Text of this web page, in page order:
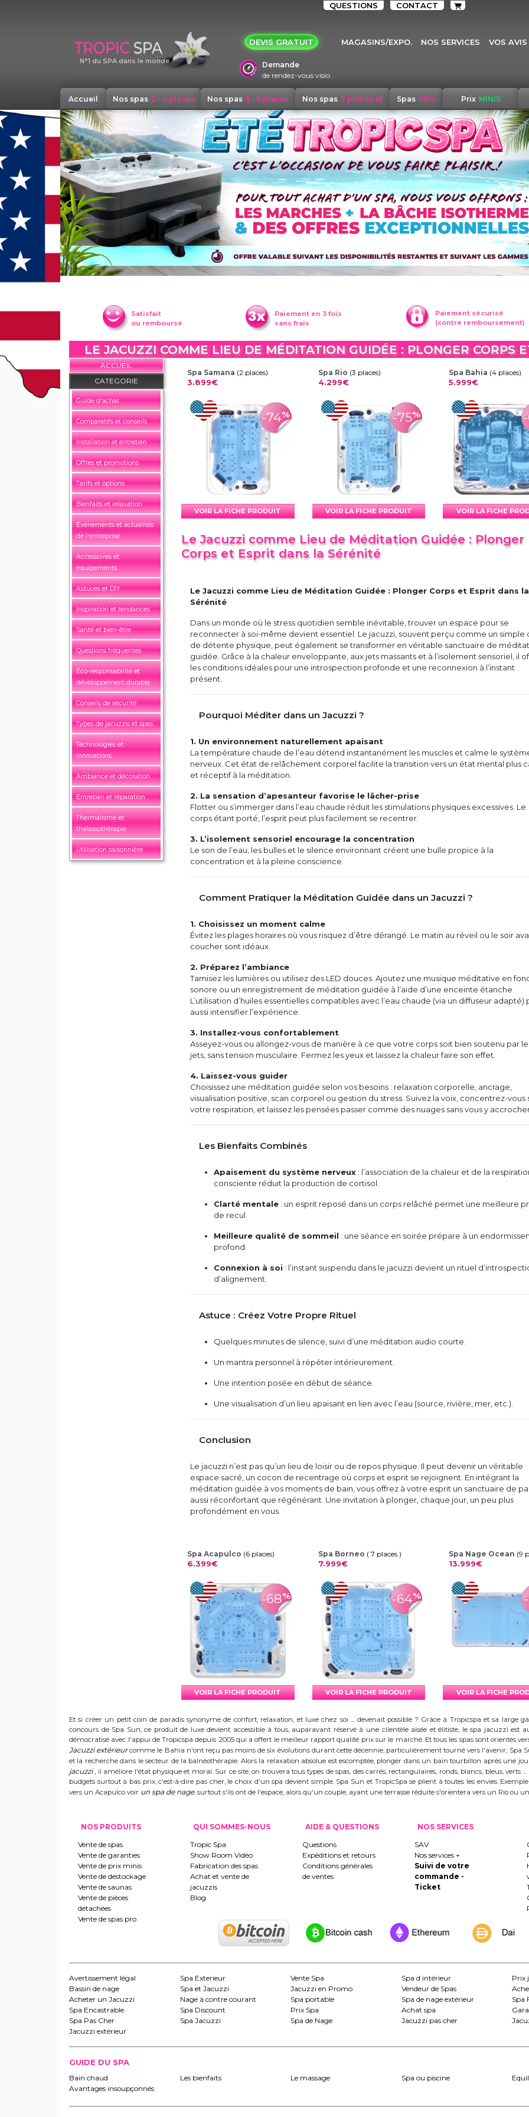
QUESTIONS CONTACT
N°1 du SPA dans le monde
DEVIS GRATUIT MAGASINS/EXPO. NOS SERVICES VOS AVIS
Demande
de rendez-vous visio
Accueil Nos spas 2 - 4 places Nos spas 5 - 6 places Nos spas 7 places et
+
Spas PRO Prix MINIS
Satisfait
ou remboursé
Paiement en 3 fois
sans frais
Paiement sécurisé
(contre remboursement)
LE JACUZZI COMME LIEU DE MÉDITATION GUIDÉE : PLONGER CORPS
ACCUEIL
CATEGORIE
Guide d'achat
Comparatifs et conseils
Installation et entretien
Offres et promotions
Tarifs et options
Bienfaits et relaxation
Événements et actualités
de l'entreprise
Accessoires et
équipements
Astuces et DIY
Inspiration et tendances
Santé et bien-être
Questions fréquentes
Éco-responsabilité et
développement durable
Conseils de sécurité
Types de jacuzzis et spas
Technologies et
innovations
Ambiance et décoration
Entretien et réparation
Thermalisme et
thalassothérapie
Utilisation saisonnière
Spa Samana (2 places)
3.899€
-74%
VOIR LA FICHE PRODUIT
Spa Rio (3 places)
4.299€
-75%
VOIR LA FICHE PRODUIT
Spa Bahia (4 places)
5.999€
VOIR LA FICHE
Le Jacuzzi comme Lieu de Méditation Guidée : Plonger
Corps et Esprit dans la Sérénité
Le Jacuzzi comme Lieu de Méditation Guidée : Plonger Corps et Esprit dans la
Sérénité
Dans un monde où le stress quotidien semble inévitable, trouver un espace pour se
reconnecter à soi-même devient essentiel. Le jacuzzi, souvent perçu comme un simple
de détente physique, peut également se transformer en véritable sanctuaire de
guidée. Grâce à la chaleur enveloppante, aux jets massants et à l’isolement sensoriel, il
les conditions idéales pour une introspection profonde et une reconnexion à l’instant
présent.
Pourquoi Méditer dans un Jacuzzi ?
1. Un environnement naturellement apaisant
La température chaude de l’eau détend instantanément les muscles et calme le
nerveux. Cet état de relâchement corporel facilite la transition vers un état mental plus
et réceptif à la méditation.
2. La sensation d’apesanteur favorise le lâcher-prise
Flotter ou s’immerger dans l’eau chaude réduit les stimulations physiques excessives. Le
corps étant porté, l’esprit peut plus facilement se recentrer.
3. L’isolement sensoriel encourage la concentration
Le son de l’eau, les bulles et le silence environnant créent une bulle propice à la
concentration et à la pleine conscience.
Comment Pratiquer la Méditation Guidée dans un Jacuzzi ?
1. Choisissez un moment calme
Évitez les plages horaires où vous risquez d’être dérangé. Le matin au réveil ou le soir
coucher sont idéaux.
2. Préparez l’ambiance
Tamisez les lumières ou utilisez des LED douces. Ajoutez une musique méditative en
sonore ou un enregistrement de méditation guidée à l’aide d’une enceinte étanche.
L’utilisation d’huiles essentielles compatibles avec l’eau chaude (via un diffuseur adapté)
aussi intensifier l’expérience.
3. Installez-vous confortablement
Asseyez-vous ou allongez-vous de manière à ce que votre corps soit bien soutenu par
jets, sans tension musculaire. Fermez les yeux et laissez la chaleur faire son effet.
4. Laissez-vous guider
Choisissez une méditation guidée selon vos besoins : relaxation corporelle, ancrage,
visualisation positive, scan corporel ou gestion du stress. Suivez la voix, concentrez-vous
votre respiration, et laissez les pensées passer comme des nuages sans vous y
Les Bienfaits Combinés
Apaisement du système nerveux : l’association de la chaleur et de la
consciente réduit la production de cortisol.
Clarté mentale : un esprit reposé dans un corps relâché permet une meilleure
de recul.
Meilleure qualité de sommeil : une séance en soirée prépare à un
profond.
Connexion à soi : l’instant suspendu dans le jacuzzi devient un rituel
d’alignement.
Astuce : Créez Votre Propre Rituel
Quelques minutes de silence, suivi d’une méditation audio courte.
Un mantra personnel à répéter intérieurement.
Une intention posée en début de séance.
Une visualisation d’un lieu apaisant en lien avec l’eau (source, rivière, mer, etc.).
Conclusion
Le jacuzzi n’est pas qu’un lieu de loisir ou de repos physique. Il peut devenir un véritable
espace sacré, un cocon de recentrage où corps et esprit se rejoignent. En intégrant la
méditation guidée à vos moments de bain, vous offrez à votre esprit un sanctuaire de
aussi réconfortant que régénérant. Une invitation à plonger, chaque jour, un peu plus
profondément en vous.
Spa Acapulco (6 places)
6.399€
-68%
VOIR LA FICHE PRODUIT
Spa Borneo ( 7 places )
7.999€
-64%
VOIR LA FICHE PRODUIT
Spa Nage Ocean (9
13.999€
VOIR LA FICHE
Et si créer un petit coin de paradis synonyme de confort, relaxation, et luxe chez soi ... devenait possible ? Grâce à Tropicspa et sa large
concours de Spa Sun, ce produit de luxe devient accessible à tous, auparavant réservé à une clientèle aisée et élitiste, le spa jacuzzi
démocratisé avec l'appui de Tropicspa depuis 2005 qui a offert le meilleur rapport qualité prix sur le marché. Et tous les spas sont orientés
Jacuzzi extérieurcomme le Bahia n'ont reçu pas moins de six évolutions durant cette décennie, particulièrement tourné vers l'avenir, Spa
et la recherche dans le secteur de la balnéothérapie. Alors la relaxation absolue est escomptée, plonger dans un bain tourbillon après une
jacuzzi, il améliore l'état physique et moral. Sur ce site, on trouvera tous types de spas, des carrés, rectangulaires, ronds, blancs, bleus, verts
budgets surtout à bas prix, c'est-à-dire pas cher, le choix d'un spa devient simple. Spa Sun et TropicSpa se plient à toutes les envies.
vers un Acapulco voir un spa de nage, surtout s'ils ont de l'espace, alors qu'un couple, ayant une terrasse réduite s'orientera vers un Rio ou
NOS PRODUITS
Vente de spas
Vente de garanties
Vente de prix minis
Vente de destockage
Vente de saunas
Vente de pièces
détachées
Vente de spas pro
QUI SOMMES-NOUS
Tropic Spa
Show Room Vidéo
Fabrication des spas
Achat et vente de
jacuzzis
Blog
AIDE & QUESTIONS
Questions
Expéditions et retours
Conditions générales
de ventes
NOS SERVICES
SAV
Nos services +
Suivi de votre
commande -
Ticket
Avertissement légal Spa Exterieur Vente Spa Spa d intérieur
Prix
Bassin de nage
Spa et Jacuzzi Jacuzzi en Promo Vendeur de Spas
Acheter un Jacuzzi
Nage à contre courant Spa portable Spa de nage extérieur
Spa
Spa Encastrable
Spa Discount Prix Spa Achat spa
Spa Pas Cher
Spa Jacuzzi Spa de Nage Jacuzzi pas cher
Jacuzzi extérieur
GUIDE DU SPA
Bain chaud Les bienfaits Le massage Spa ou piscine
Avantages insoupçonnés